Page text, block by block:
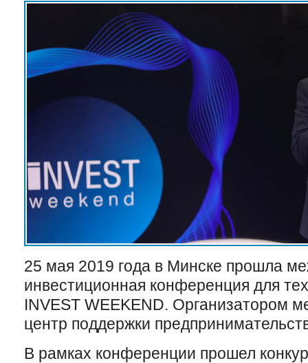
25 мая 2019 года в Минске прошла
инвестиционная конференция для
INVEST WEEKEND. Организатором
центр поддержки
В рамках конференции прошел